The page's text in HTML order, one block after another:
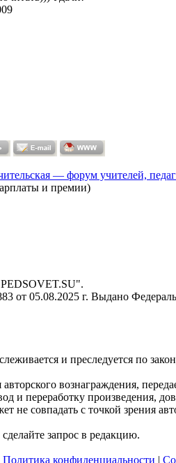
— форум учителей,
и премии)
PEDSOVET.SU".
05.08.2025 г. Выдано
и преследуется по
вознаграждения,
и переработку
не совпадать с точкой зрения
запрос в редакцию.
Политика конфиденциальности |